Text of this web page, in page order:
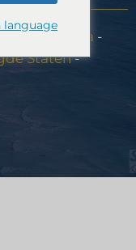
- Amerika -
Staten-
language